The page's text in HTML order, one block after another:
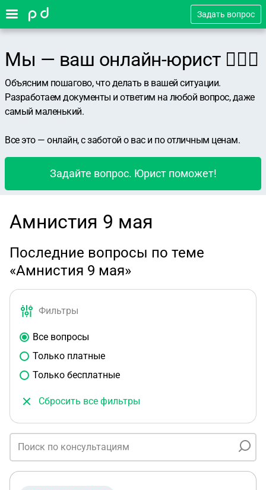
Задать вопрос
Мы — ваш онлайн-юрист 👨🏻‍⚖️
Объясним пошагово, что делать в вашей ситуации.
Разработаем документы и ответим на любой вопрос, даже
самый маленький.
Все это — онлайн, с заботой о вас и по отличным ценам.
Задайте вопрос. Юрист поможет!
Амнистия 9 мая
Последние вопросы по теме
«Амнистия 9 мая»
Фильтры
Все вопросы
Только платные
Только бесплатные
Сбросить все фильтры